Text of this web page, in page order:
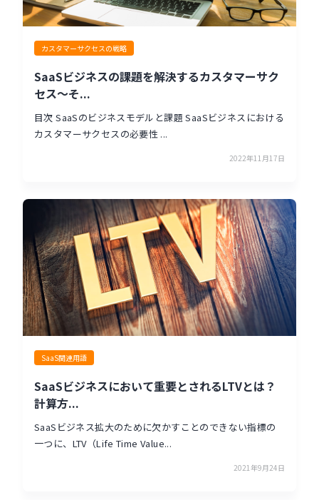
カスタマーサクセスの戦略
SaaSビジネスの課題を解決するカスタマーサク
セス〜そ...
目次 SaaSのビジネスモデルと課題 SaaSビジネスにおける
カスタマーサクセスの必要性 ...
2022年11月17日
SaaS関連用語
SaaSビジネスにおいて重要とされるLTVとは？
計算方...
SaaSビジネス拡大のために欠かすことのできない指標の
一つに、LTV（Life Time Value...
2021年9月24日